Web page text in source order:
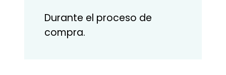
Durante el proceso de
compra.